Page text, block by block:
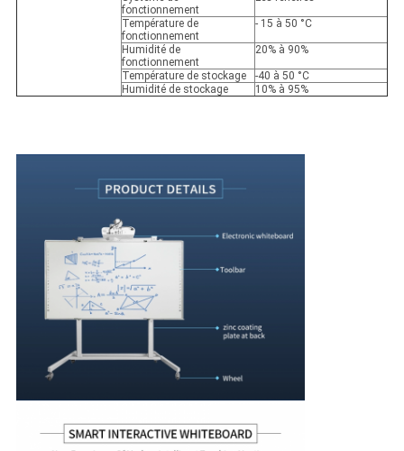
fonctionnement
Température de
fonctionnement
- 15 à 50 °C
Humidité de
fonctionnement
20% à 90%
Température de stockage
-40 à 50 °C
Humidité de stockage
10% à 95%